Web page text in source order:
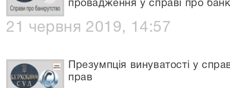
провадження у справі про
21 червня 2019, 14:57
Презумпція винуватості у
прав